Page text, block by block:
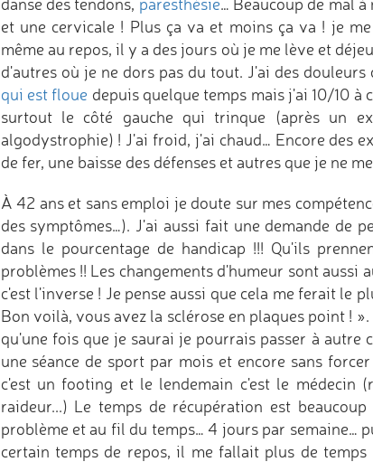
et une cervicale ! Plus ça va et moins ça va ! je
même au repos, il y a des jours où je me lève et
d'autres où je ne dors pas du tout. J'ai des
qui est floue depuis quelque temps mais j'ai 10/10 à
surtout le côté gauche qui trinque (après un
algodystrophie) ! J'ai froid, j'ai chaud… Encore des
de fer, une baisse des défenses et autres que je ne
À 42 ans et sans emploi je doute sur mes
des symptômes…). J'ai aussi fait une demande de
dans le pourcentage de handicap !!! Qu'ils
problèmes !! Les changements d'humeur sont
c'est l'inverse ! Je pense aussi que cela me ferait le
Bon voilà, vous avez la sclérose en plaques point !
qu'une fois que je saurai je pourrais passer à
une séance de sport par mois et encore sans
c'est un footing et le lendemain c'est le médecin
raideur...) Le temps de récupération est
problème et au fil du temps… 4 jours par semaine…
certain temps de repos, il me fallait plus de